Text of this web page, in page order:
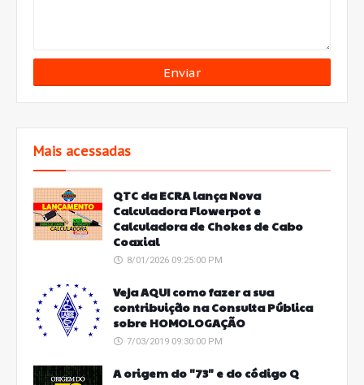
Mais acessadas
QTC da ECRA lança Nova
Calculadora Flowerpot e
Calculadora de Chokes de Cabo
Coaxial
8/01/2026 09:25:00 PM
Veja AQUI como fazer a sua
contribuição na Consulta Pública
sobre HOMOLOGAÇÃO
7/03/2019 09:30:00 PM
A origem do "73" e do código Q